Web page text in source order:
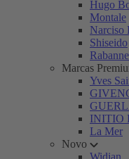
Hugo
Montale
Narciso
Shiseido
Rabanne
Marcas
Yves
INITIO
La Mer
Novo
Widian